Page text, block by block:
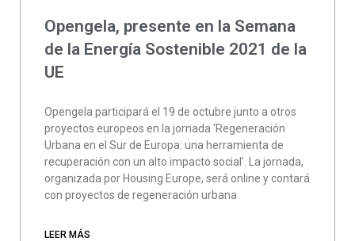
Opengela, presente en la Semana
de la Energía Sostenible 2021 de la
UE
Opengela participará el 19 de octubre junto a otros
proyectos europeos en la jornada ‘Regeneración
Urbana en el Sur de Europa: una herramienta de
recuperación con un alto impacto social’. La jornada,
organizada por Housing Europe, será online y contará
con proyectos de regeneración urbana
LEER MÁS